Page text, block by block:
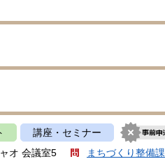
講座・セミナー
オ 会議室5 まちづくり整備課